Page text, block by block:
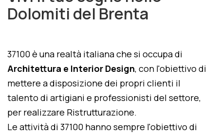
Dolomiti del Brenta
37100 è una realtà italiana che si occupa di
Architettura e Interior Design, con l'obiettivo di
mettere a disposizione dei propri clienti il
talento di artigiani e professionisti del settore,
per realizzare Ristrutturazione.
Le attività di 37100 hanno sempre l'obiettivo di